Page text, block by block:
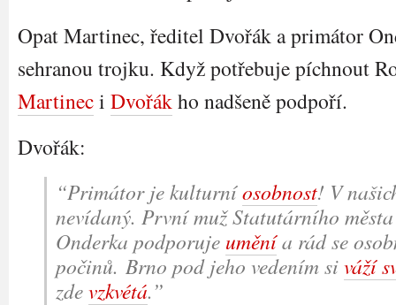
Opat Martinec, ředitel Dvořák a primátor
sehranou trojku. Když potřebuje píchnout
Martineci Dvořákho nadšeně podpoří.
Dvořák:
“Primátor je kulturníosobnost! V
nevídaný. První muž Statutárního
Onderka podporuje uměnía rád se
počinů. Brno pod jeho vedením siváží
zdevzkvétá.”